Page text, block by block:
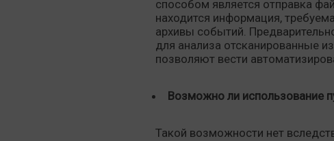
способом является отправка
находится информация,
архивы событий.
для анализа отсканированные
позволяют вести
Возможно ли использование
Такой возможности нет